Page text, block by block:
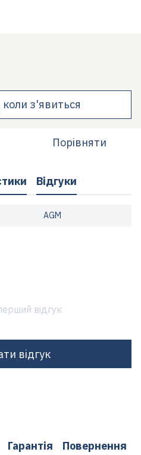
з'явиться
Порівняти
Відгуки
AGM
відгук
відгук
Гарантія Повернення